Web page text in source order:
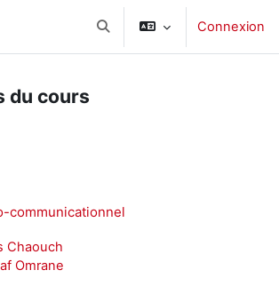
Activer/désactiver la saisie
Connexion
du cours
communicationnel
Chaouch
Omrane